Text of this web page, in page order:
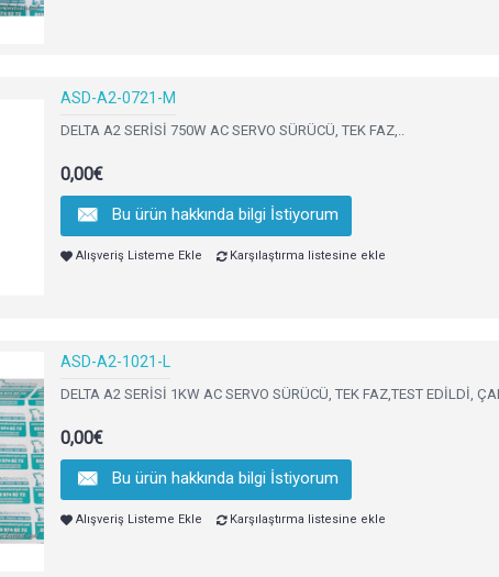
ASD-A2-0721-M
DELTA A2 SERİSİ 750W AC SERVO SÜRÜCÜ, TEK FAZ,..
0,00€
Bu ürün hakkında bilgi İstiyorum
Alışveriş Listeme Ekle Karşılaştırma listesine ekle
ASD-A2-1021-L
DELTA A2 SERİSİ 1KW AC SERVO SÜRÜCÜ, TEK FAZ,TEST EDİLDİ,
0,00€
Bu ürün hakkında bilgi İstiyorum
Alışveriş Listeme Ekle Karşılaştırma listesine ekle